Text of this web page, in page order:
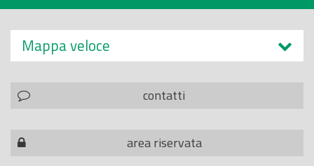
Mappa veloce
contatti
area riservata